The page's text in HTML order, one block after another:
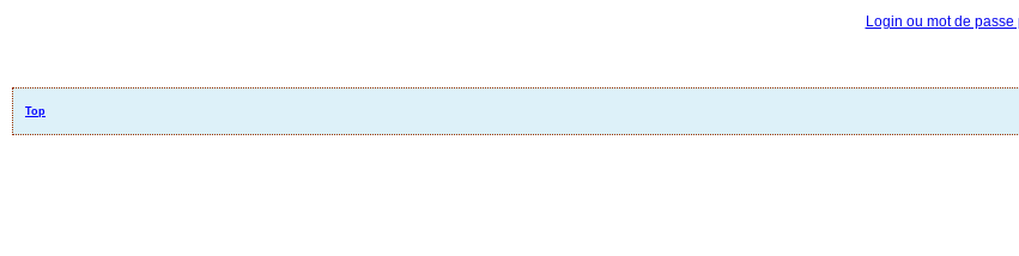
Login ou mot de passe
Top